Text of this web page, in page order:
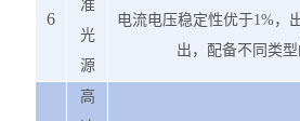
6
准
光
源
电流电压稳定性优于1%，
出，配备不同类
高